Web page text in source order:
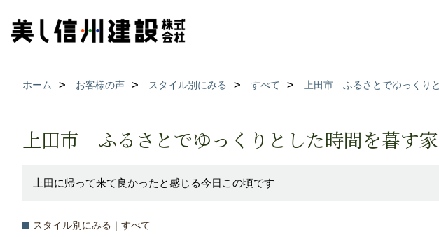
ホーム お客様の声 スタイル別にみる すべて 上田市 ふるさとでゆっくり
上田市 ふるさとでゆっくりとした時間を暮す
上田に帰って来て良かったと感じる今日この頃です
スタイル別にみる｜すべて